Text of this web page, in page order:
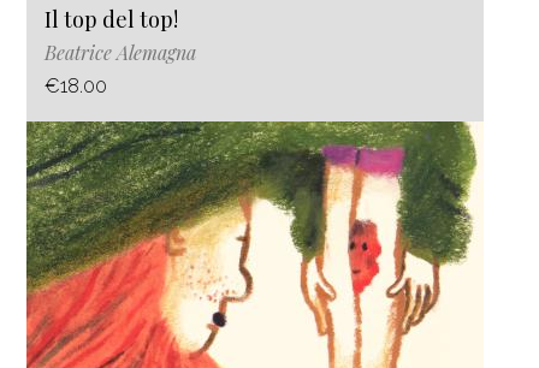
Il top del top!
Beatrice Alemagna
€18.00